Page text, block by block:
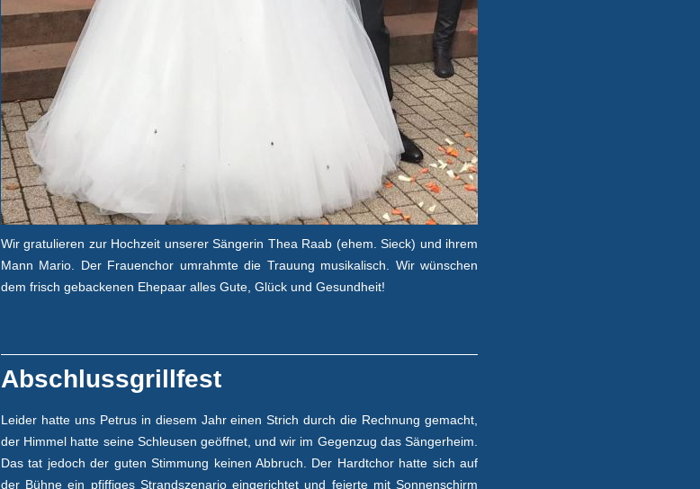
Wir gratulieren zur Hochzeit unserer Sängerin Thea Raab (ehem. Sieck) und ihrem
Mann Mario. Der Frauenchor umrahmte die Trauung musikalisch. Wir wünschen
dem frisch gebackenen Ehepaar alles Gute, Glück und Gesundheit!
Abschlussgrillfest
Leider hatte uns Petrus in diesem Jahr einen Strich durch die Rechnung gemacht,
der Himmel hatte seine Schleusen geöffnet, und wir im Gegenzug das Sängerheim.
Das tat jedoch der guten Stimmung keinen Abbruch. Der Hardtchor hatte sich auf
der Bühne ein pfiffiges Strandszenario eingerichtet und feierte mit Sonnenschirm